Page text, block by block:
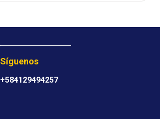
Síguenos
+584129494257